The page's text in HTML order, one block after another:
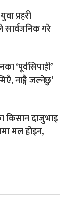
प्रहरी
सार्वजनिक गरे
‘पूर्वसिपाही’
नाङ्गै जल्नेछु’
किसान दाजुभाइ
मल होइन,